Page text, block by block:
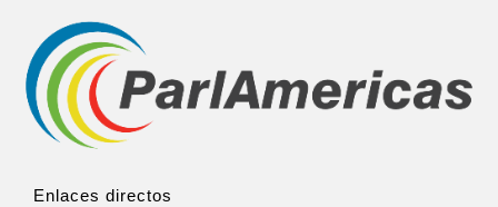
Enlaces directos